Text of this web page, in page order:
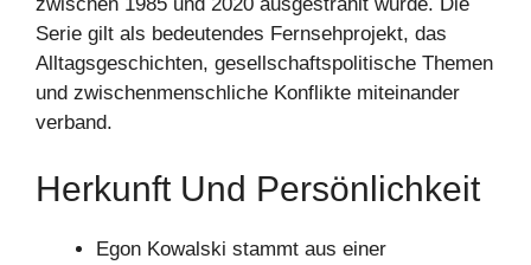
Serie gilt als bedeutendes Fernsehprojekt, das
Alltagsgeschichten, gesellschaftspolitische Themen
und zwischenmenschliche Konflikte miteinander
verband.
Herkunft Und Persönlichkeit
Egon Kowalski stammt aus einer